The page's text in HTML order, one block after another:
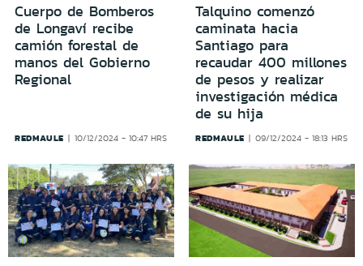
Cuerpo de Bomberos
de Longaví recibe
camión forestal de
manos del Gobierno
Regional
REDMAULE 10/12/2024 - 10:47 HRS
Talquino comenzó
caminata hacia
Santiago para
recaudar 400 millones
de pesos y realizar
investigación médica
de su hija
REDMAULE 09/12/2024 - 18:13 HRS